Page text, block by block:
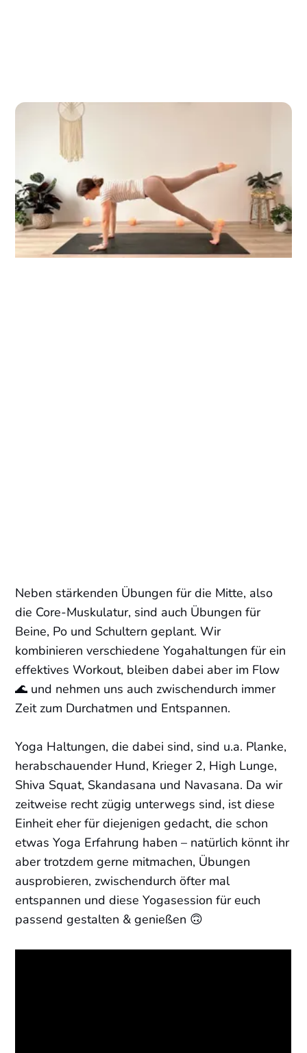
Neben stärkenden Übungen für die Mitte, also
die Core-Muskulatur, sind auch Übungen für
Beine, Po und Schultern geplant. Wir
kombinieren verschiedene Yogahaltungen für ein
effektives Workout, bleiben dabei aber im Flow
🌊 und nehmen uns auch zwischendurch immer
Zeit zum Durchatmen und Entspannen.
Yoga Haltungen, die dabei sind, sind u.a. Planke,
herabschauender Hund, Krieger 2, High Lunge,
Shiva Squat, Skandasana und Navasana. Da wir
zeitweise recht zügig unterwegs sind, ist diese
Einheit eher für diejenigen gedacht, die schon
etwas Yoga Erfahrung haben – natürlich könnt ihr
aber trotzdem gerne mitmachen, Übungen
ausprobieren, zwischendurch öfter mal
entspannen und diese Yogasession für euch
passend gestalten & genießen 🙃